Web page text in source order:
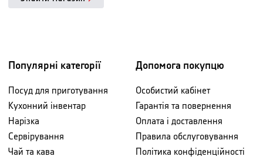
Популярні категорії
Посуд для приготування
Кухонний інвентар
Нарізка
Сервірування
Чай та кава
Допомога покупцю
Особистий кабінет
Гарантія та повернення
Оплата і доставлення
Правила обслуговування
Політика конфіденційності